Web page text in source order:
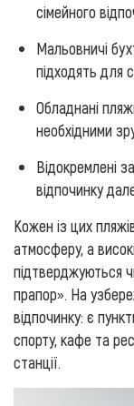
сімейного
Мальовничі
підходять для
Обладнані
необхідними
Відокремлені
відпочинку
Кожен із цих
атмосферу, а
підтверджуються
прапор». На
відпочинку: є
спорту, кафе та
станції.